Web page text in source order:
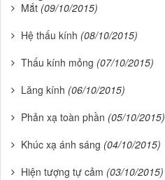
Mắt (09/10/2015)
Hệ thấu kính (08/10/2015)
Thấu kính mỏng (07/10/2015)
Lăng kính (06/10/2015)
Phản xạ toàn phần (05/10/2015)
Khúc xạ ánh sáng (04/10/2015)
Hiện tượng tự cảm (03/10/2015)